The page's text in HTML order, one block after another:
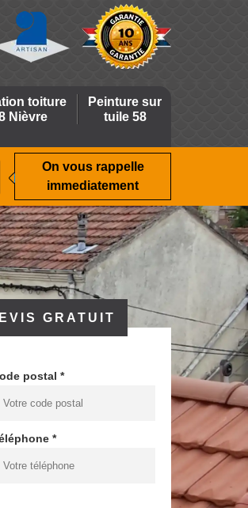
toiture
Nièvre
Peinture sur
tuile 58
On vous rappelle
immediatement
GRATUIT
postal *
*